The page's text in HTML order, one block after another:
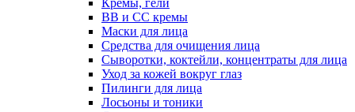
Кремы, гели
BB и CC кремы
Маски для лица
Средства для очищения лица
Сыворотки, коктейли, концентраты для лица
Уход за кожей вокруг глаз
Пилинги для лица
Лосьоны и тоники